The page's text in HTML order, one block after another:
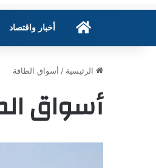
الرئيسيةأخبار واقتصاد
الرئيسية / أسواق الطاقة
أسواق